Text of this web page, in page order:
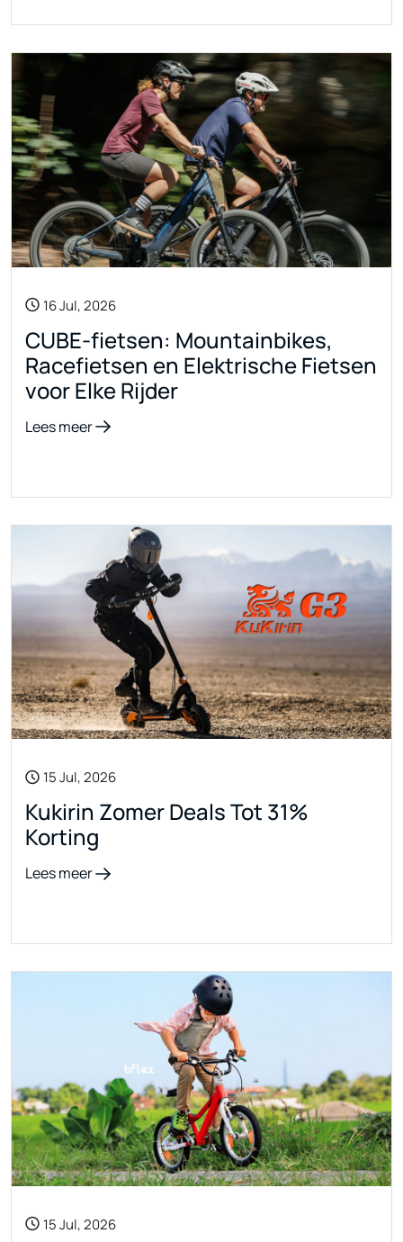
16 Jul, 2026
CUBE-fietsen: Mountainbikes,
Racefietsen en Elektrische Fietsen
voor Elke Rijder
Lees meer
15 Jul, 2026
Kukirin Zomer Deals Tot 31%
Korting
Lees meer
15 Jul, 2026